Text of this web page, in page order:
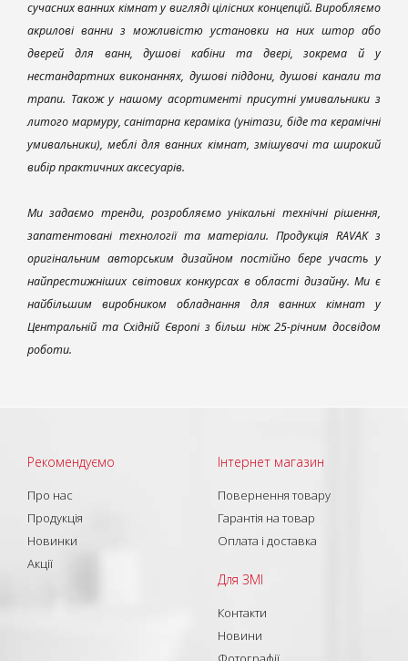
сучасних ванних кімнат у вигляді цілісних концепцій. Виробляємо
акрилові ванни з можливістю установки на них штор або
дверей для ванн, душові кабіни та двері, зокрема й у
нестандартних виконаннях, душові піддони, душові канали та
трапи. Також у нашому асортименті присутні умивальники з
литого мармуру, санітарна кераміка (унітази, біде та керамічні
умивальники), меблі для ванних кімнат, змішувачі та широкий
вибір практичних аксесуарів.
Ми задаємо тренди, розробляємо унікальні технічні рішення,
запатентовані технології та матеріали. Продукція RAVAK з
оригінальним авторським дизайном постійно бере участь у
найпрестижніших світових конкурсах в області дизайну. Ми є
найбільшим виробником обладнання для ванних кімнат у
Центральній та Східній Європі з більш ніж 25-річним досвідом
роботи.
Рекомендуємо
Про нас
Продукція
Новинки
Акції
Інтернет магазин
Повернення товару
Гарантія на товар
Оплата і доставка
Для ЗМІ
Контакти
Новини